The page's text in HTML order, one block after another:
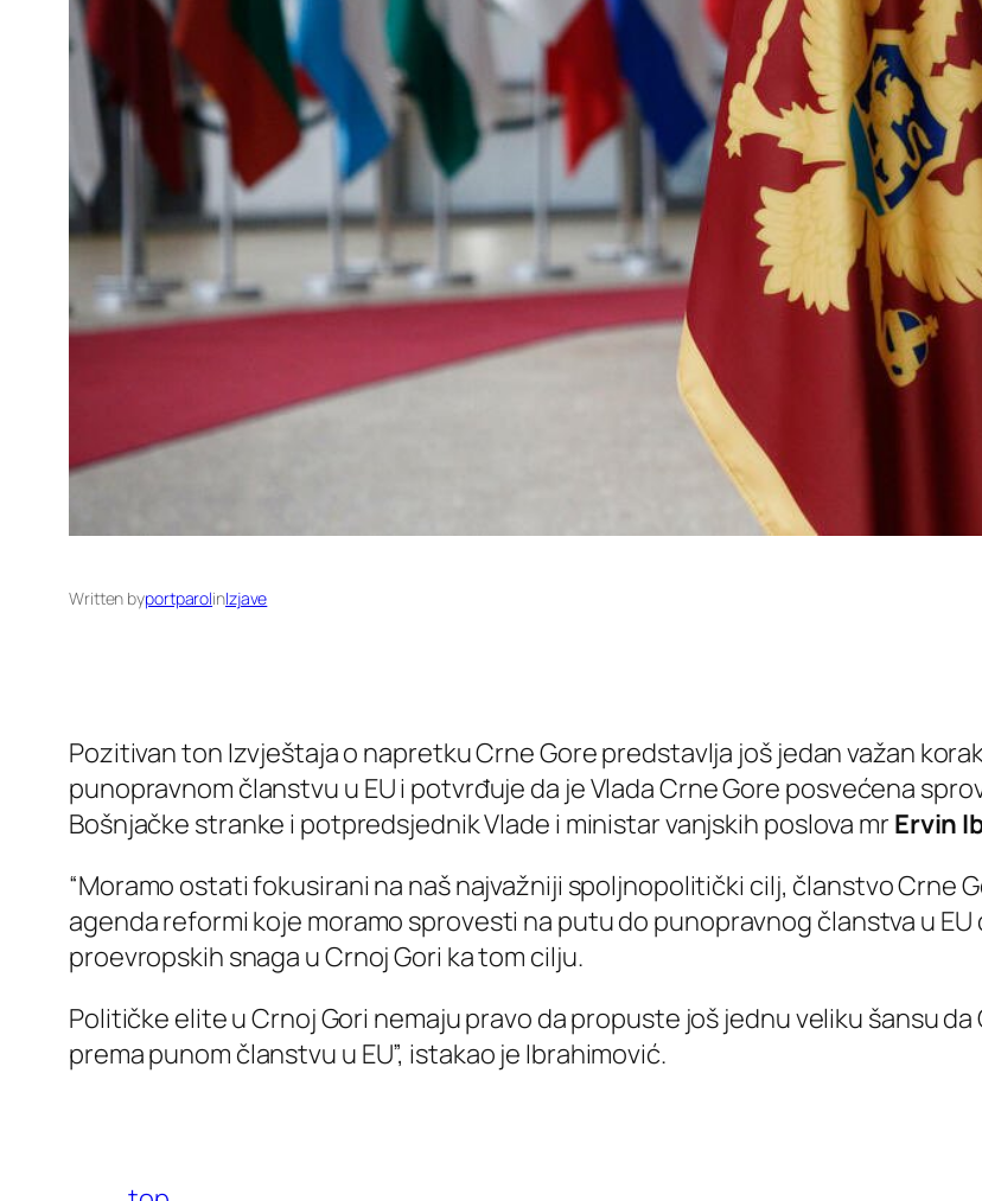
Written byportparolinIzjave
Pozitivan ton Izvještaja o napretku Crne Gore predstavlja još jedan važan
punopravnom članstvu u EU i potvrđuje da je Vlada Crne Gore posvećena
Bošnjačke stranke i potpredsjednik Vlade i ministar vanjskih poslova mr Ervin
“Moramo ostati fokusirani na naš najvažniji spoljnopolitički cilj, članstvo Crne
agenda reformi koje moramo sprovesti na putu do punopravnog članstva u
proevropskih snaga u Crnoj Gori ka tom cilju.
Političke elite u Crnoj Gori nemaju pravo da propuste još jednu veliku šansu
prema punom članstvu u EU”, istakao je Ibrahimović.